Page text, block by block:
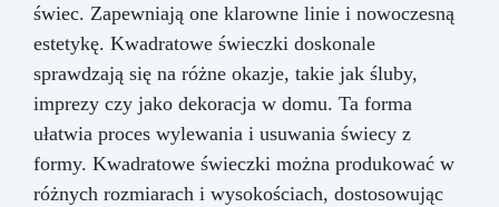
świec. Zapewniają one klarowne linie i nowoczesną
estetykę. Kwadratowe świeczki doskonale
sprawdzają się na różne okazje, takie jak śluby,
imprezy czy jako dekoracja w domu. Ta forma
ułatwia proces wylewania i usuwania świecy z
formy. Kwadratowe świeczki można produkować w
różnych rozmiarach i wysokościach, dostosowując